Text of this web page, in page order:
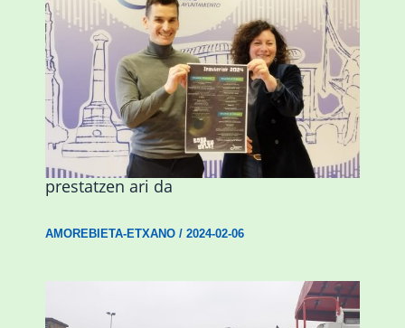
Amorebieta musikaz, kolorez eta
alaitasunez beteriko inauterietarako
prestatzen ari da
AMOREBIETA-ETXANO/ 2024-02-06